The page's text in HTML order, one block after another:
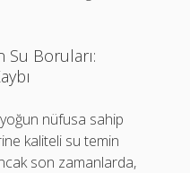
Su Boruları:
nüfusa sahip
kaliteli su temin
son zamanlarda,